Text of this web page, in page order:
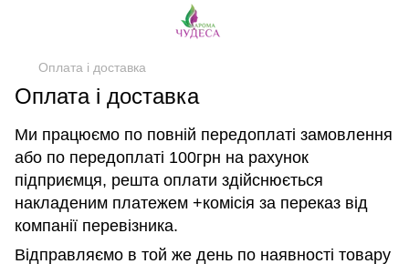
Оплата і доставка
Оплата і доставка
Ми працюємо по повній передоплаті замовлення
або по передоплаті 100грн на рахунок
підприємця, решта оплати здійснюється
накладеним платежем +комісія за переказ від
компанії перевізника.
Відправляємо в той же день по наявності товару